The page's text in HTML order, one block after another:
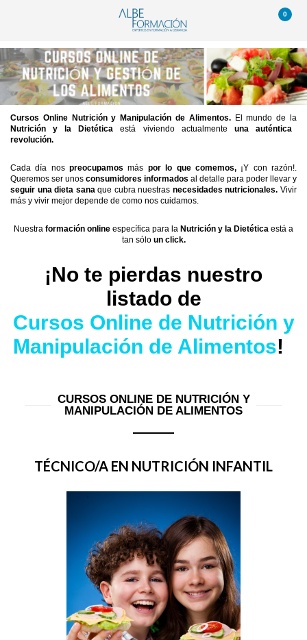
0
Cursos Online Nutrición y Manipulación de Alimentos.El mundo de la
Nutrición y la Dietética está viviendo actualmente una auténtica
revolución.
Cada día nospreocupamos más por lo que comemos,¡Y con razón!.
Queremos ser unos consumidores informados al detalle para poder llevar y
seguir una dieta sana que cubra nuestras necesidades nutricionales.Vivir
más y vivir mejor depende de como nos cuidamos.
Nuestra formación online específica para la Nutrición y la Dietética está a
tan sólo un click.
¡No te pierdas nuestro
listado de
Cursos Online de Nutrición y
Manipulación de Alimentos!
CURSOS ONLINE DE NUTRICIÓN Y
MANIPULACIÓN DE ALIMENTOS
TÉCNICO/A EN NUTRICIÓN INFANTIL